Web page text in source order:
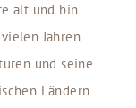
alt und bin
Jahren
und seine
Ländern